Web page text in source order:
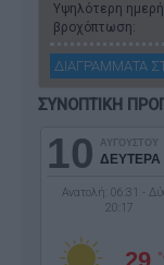
Υψηλότερη
βροχόπτωση:
ΔΙΑΓΡΑΜΜΑΤΑ
ΣΥΝΟΠΤΙΚΗ
10 ΑΥΓΟΥΣΤΟΥ
ΔΕΥΤΕΡΑ
Ανατολή: 06:31 -
20:17